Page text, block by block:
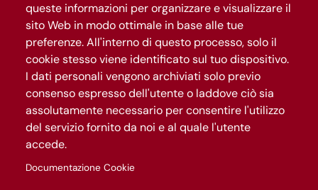
Gestisci privacy
queste informazioni per organizzare e visualizzare il
sito Web in modo ottimale in base alle tue
preferenze. All'interno di questo processo, solo il
cookie stesso viene identificato sul tuo dispositivo.
I dati personali vengono archiviati solo previo
consenso espresso dell'utente o laddove ciò sia
assolutamente necessario per consentire l'utilizzo
del servizio fornito da noi e al quale l'utente
accede.
Documentazione Cookie